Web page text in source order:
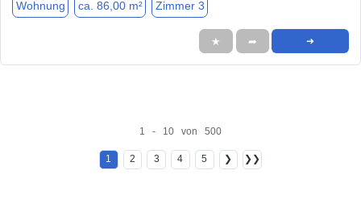
Wohnung ca. 86,00 m² Zimmer 3
★ ➦ ➜
1 - 10 von 500
1 2 3 4 5 ❯ ❯❯